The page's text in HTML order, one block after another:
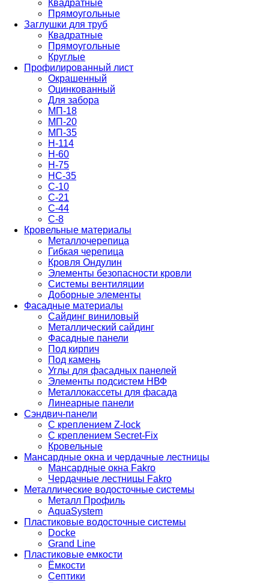
Квадратные
Прямоугольные
Заглушки для труб
Квадратные
Прямоугольные
Круглые
Профилированный лист
Окрашенный
Оцинкованный
Для забора
МП-18
МП-20
МП-35
Н-114
Н-60
Н-75
НС-35
С-10
С-21
С-44
С-8
Кровельные материалы
Металлочерепица
Гибкая черепица
Кровля Ондулин
Элементы безопасности кровли
Системы вентиляции
Доборные элементы
Фасадные материалы
Сайдинг виниловый
Металлический сайдинг
Фасадные панели
Под кирпич
Под камень
Углы для фасадных панелей
Элементы подсистем НВФ
Металлокассеты для фасада
Линеарные панели
Сэндвич-панели
С креплением Z-lock
С креплением Secret-Fix
Кровельные
Мансардные окна и чердачные лестницы
Мансардные окна Fakro
Чердачные лестницы Fakro
Металлические водосточные системы
Металл Профиль
AquaSystem
Пластиковые водосточные системы
Docke
Grand Line
Пластиковые емкости
Ёмкости
Септики